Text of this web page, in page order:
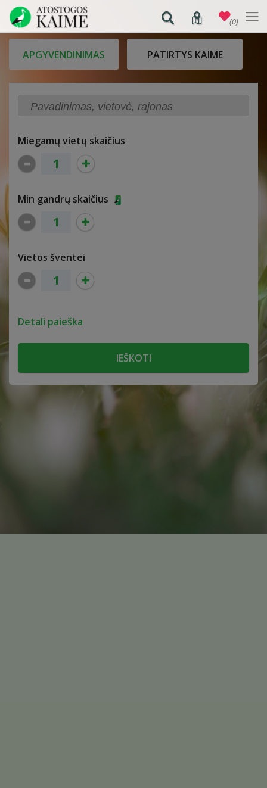
APGYVENDINIMAS PATIRTYS KAIME
Miegamų vietų skaičius
Min gandrų skaičius
Vietos šventei
Detali paieška
(0)